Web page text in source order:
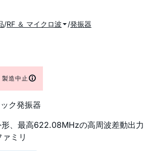
RF ＆ マイクロ波
発振器
製造中止
ク発振器
、最高622.08MHzの高周波差動出力
ミリ